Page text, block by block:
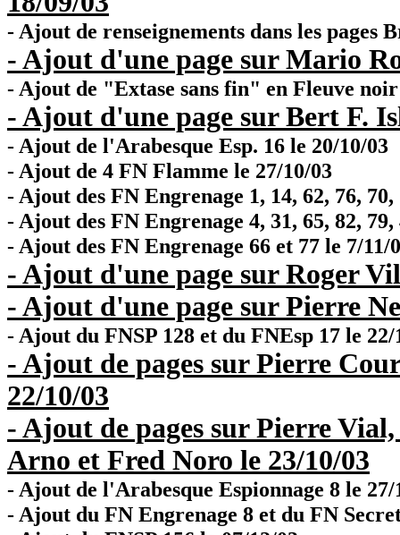
- Ajout de renseignements dans les pages
- Ajout d'une page sur Mario
- Ajout de "Extase sans fin" en Fleuve
- Ajout d'une page sur Bert F.
- Ajout de l'Arabesque Esp. 16 le 20/10/03
- Ajout de 4 FN Flamme le 27/10/03
- Ajout des FN Engrenage 1, 14, 62, 76,
- Ajout des FN Engrenage 4, 31, 65, 82,
- Ajout des FN Engrenage 66 et 77 le 7/11/
- Ajout d'une page sur Roger
- Ajout d'une page sur Pierre
- Ajout du FNSP 128 et du FNEsp 17 le 22/
- Ajout de pages sur Pierre
22/10/03
- Ajout de pages sur Pierre
Arno et Fred Noro le 23/10/03
- Ajout de l'Arabesque Espionnage 8 le 27/
- Ajout du FN Engrenage 8 et du FN